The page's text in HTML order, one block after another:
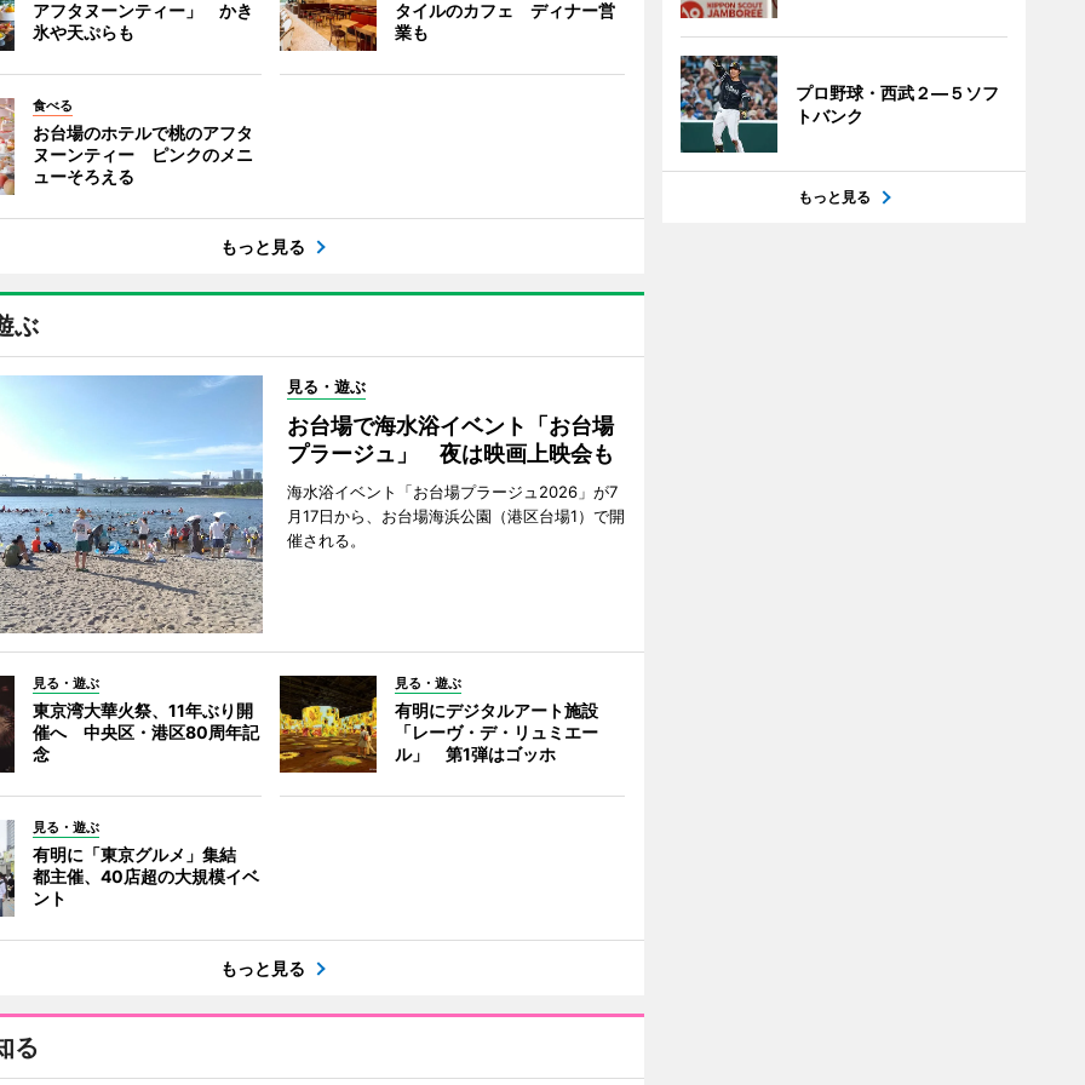
アフタヌーンティー」 かき
氷や天ぷらも
タイルのカフェ ディナー営
業も
食べる
お台場のホテルで桃のアフタ
ヌーンティー ピンクのメニ
ューそろえる
もっと見る
ぶ
見る・遊ぶ
お台場で海水浴イベント「お台場
プラージュ」 夜は映画上映会も
海水浴イベント「お台場プラージュ2026」が7
月17日から、お台場海浜公園（港区台場1）で開
催される。
見る・遊ぶ
東京湾大華火祭、11年ぶり開
催へ 中央区・港区80周年記
念
見る・遊ぶ
有明にデジタルアート施設
「レーヴ・デ・リュミエー
ル」 第1弾はゴッホ
見る・遊ぶ
有明に「東京グルメ」集結
都主催、40店超の大規模イベ
ント
もっと見る
る
プロ野球・西武２―５ソフ
トバンク
もっと見る